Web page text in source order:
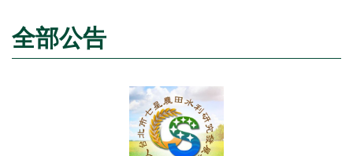
全部公告